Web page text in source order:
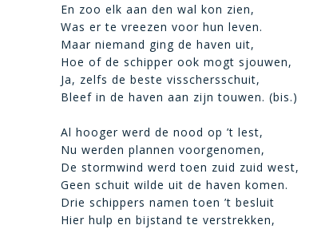
En zoo elk aan den wal kon zien,
Was er te vreezen voor hun leven.
Maar niemand ging de haven uit,
Hoe of de schipper ook mogt sjouwen,
Ja, zelfs de beste visschersschuit,
Bleef in de haven aan zijn touwen. (bis.)
Al hooger werd de nood op ’t lest,
Nu werden plannen voorgenomen,
De stormwind werd toen zuid zuid west,
Geen schuit wilde uit de haven komen.
Drie schippers namen toen ’t besluit
Hier hulp en bijstand te verstrekken,